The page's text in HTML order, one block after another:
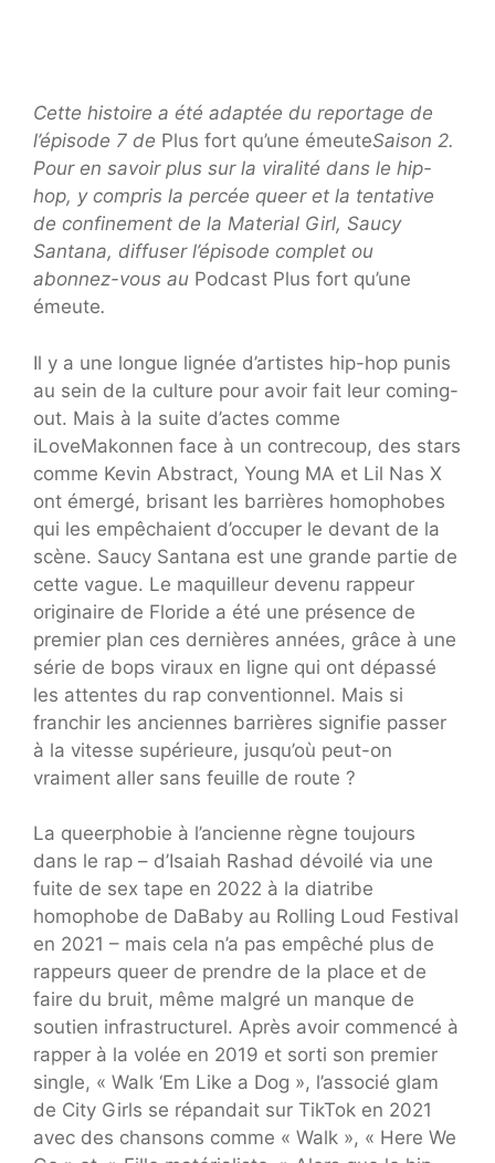
Cette histoire a été adaptée du reportage de
l’épisode 7 de Plus fort qu’une émeuteSaison 2.
Pour en savoir plus sur la viralité dans le hip-
hop, y compris la percée queer et la tentative
de confinement de la Material Girl, Saucy
Santana, diffuser l’épisode complet ou
abonnez-vous au Podcast Plus fort qu’une
émeute.
Il y a une longue lignée d’artistes hip-hop punis
au sein de la culture pour avoir fait leur coming-
out. Mais à la suite d’actes comme
iLoveMakonnen face à un contrecoup, des stars
comme Kevin Abstract, Young MA et Lil Nas X
ont émergé, brisant les barrières homophobes
qui les empêchaient d’occuper le devant de la
scène. Saucy Santana est une grande partie de
cette vague. Le maquilleur devenu rappeur
originaire de Floride a été une présence de
premier plan ces dernières années, grâce à une
série de bops viraux en ligne qui ont dépassé
les attentes du rap conventionnel. Mais si
franchir les anciennes barrières signifie passer
à la vitesse supérieure, jusqu’où peut-on
vraiment aller sans feuille de route ?
La queerphobie à l’ancienne règne toujours
dans le rap – d’Isaiah Rashad dévoilé via une
fuite de sex tape en 2022 à la diatribe
homophobe de DaBaby au Rolling Loud Festival
en 2021 – mais cela n’a pas empêché plus de
rappeurs queer de prendre de la place et de
faire du bruit, même malgré un manque de
soutien infrastructurel. Après avoir commencé à
rapper à la volée en 2019 et sorti son premier
single, « Walk ‘Em Like a Dog », l’associé glam
de City Girls se répandait sur TikTok en 2021
avec des chansons comme « Walk », « Here We